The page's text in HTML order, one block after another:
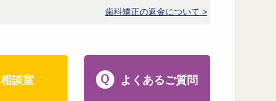
歯科矯正の返金について >
相談室 よくあるご質問